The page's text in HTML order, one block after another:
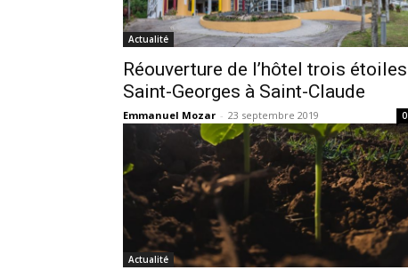
Actualité
Réouverture de l’hôtel trois étoiles
Saint-Georges à Saint-Claude
Emmanuel Mozar - 23 septembre 2019 0
Actualité